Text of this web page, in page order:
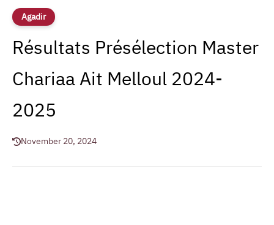
Agadir
Résultats Présélection Master
Chariaa Ait Melloul 2024-
2025
November 20, 2024